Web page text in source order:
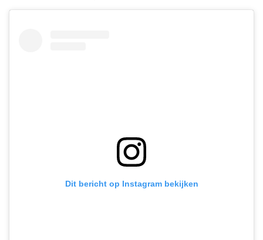
Dit bericht op Instagram bekijken